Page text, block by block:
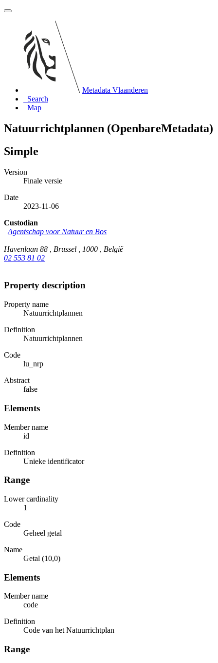
Metadata Vlaanderen
Search
Map
Natuurrichtplannen (OpenbareMetadata)
Simple
Version
Finale versie
Date
2023-11-06
Custodian
Agentschap voor Natuur en Bos
Havenlaan 88 , Brussel , 1000 , België
02 553 81 02
Property description
Property name
Natuurrichtplannen
Definition
Natuurrichtplannen
Code
lu_nrp
Abstract
false
Elements
Member name
id
Definition
Unieke identificator
Range
Lower cardinality
1
Code
Geheel getal
Name
Getal (10,0)
Elements
Member name
code
Definition
Code van het Natuurrichtplan
Range